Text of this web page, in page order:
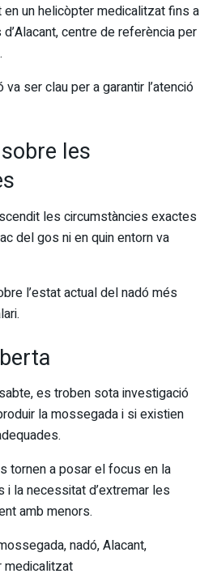
un helicòpter medicalitzat fins a
centre de referència per
va ser clau per a garantir l’atenció
les
les circumstàncies exactes
del gos ni en quin entorn va
l’estat actual del nadó més
es troben sota investigació
la mossegada i si existien
tornen a posar el focus en la
i la necessitat d’extremar les
amb menors.
nadó, Alacant,
medicalitzat